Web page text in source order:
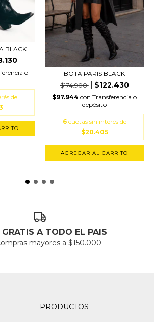
BLACK
o
de
BOTA PARIS BLACK
$174.900
$122.430
$97.944 con Transferencia o
depósito
6 cuotas sin interés de
$20.405
AGREGAR AL CARRITO
GRATIS A TODO EL PAIS
mayores a $150.000
PRODUCTOS